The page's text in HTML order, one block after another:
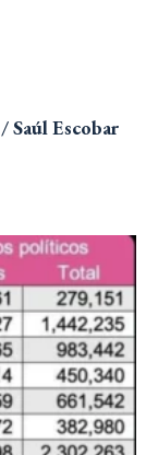
Saúl Escobar